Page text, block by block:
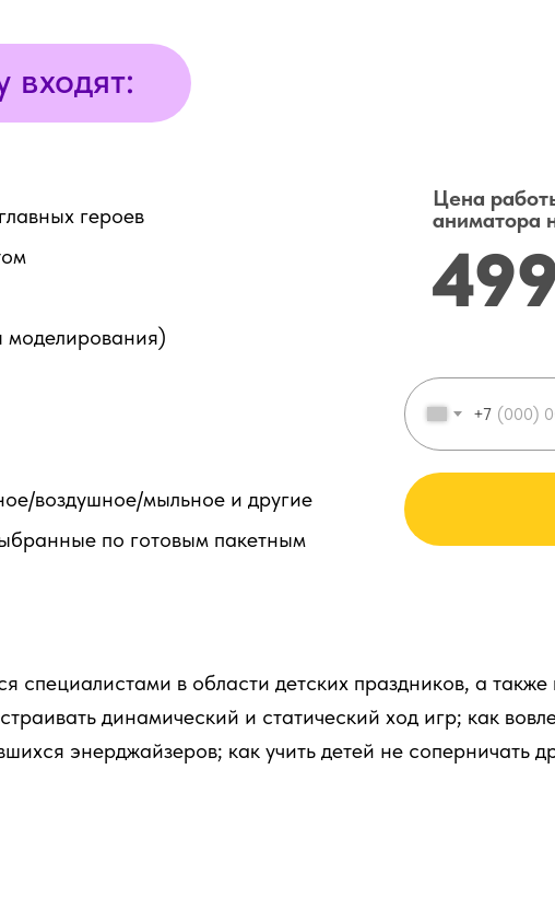
Цена
аниматора
+7
специалистами в области детских праздников, а
динамический и статический ход игр; как
энерджайзеров; как учить детей не соперничать
героев
моделирования)
воздушное/мыльное и другие
по готовым пакетным